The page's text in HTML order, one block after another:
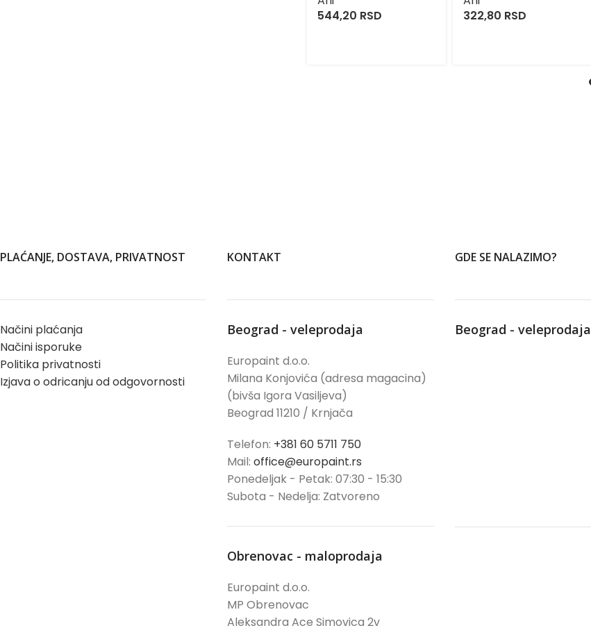
544,20 RSD
322,80 RSD
PLAĆANJE, DOSTAVA, PRIVATNOST
Načini plaćanja
Načini isporuke
Politika privatnosti
Izjava o odricanju od odgovornosti
KONTAKT
Beograd - veleprodaja
Europaint d.o.o.
Milana Konjovića (adresa magacina)
(bivša Igora Vasiljeva)
Beograd 11210 / Krnjača
Telefon: +381 60 5711 750
Mail:office@europaint.rs
Ponedeljak - Petak: 07:30 - 15:30
Subota - Nedelja: Zatvoreno
Obrenovac - maloprodaja
Europaint d.o.o.
MP Obrenovac
Aleksandra Ace Simovica 2v
GDE SE NALAZIMO?
Beograd - veleprodaja